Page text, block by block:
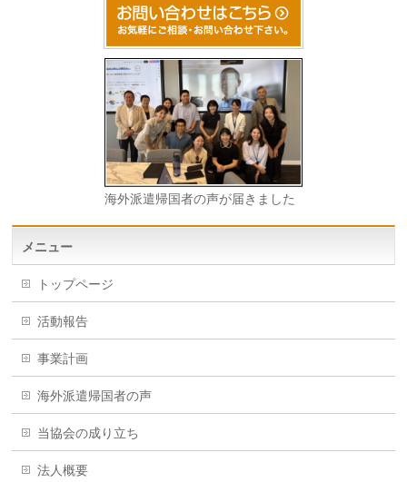
海外派遣帰国者の声が届きました
メニュー
トップページ
活動報告
事業計画
海外派遣帰国者の声
当協会の成り立ち
法人概要